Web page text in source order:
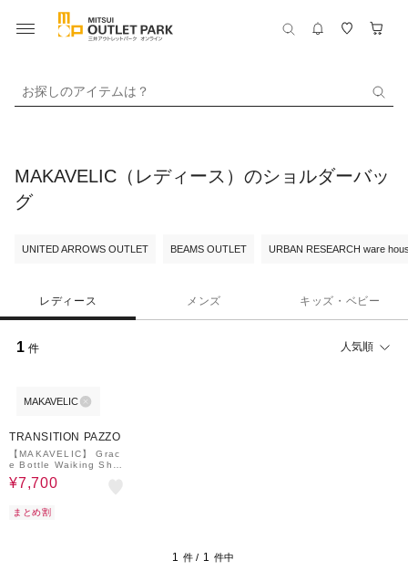
お探しのアイテムは？
MAKAVELIC（レディース）のショルダーバッ
グ
UNITED ARROWS OUTLET BEAMS OUTLET URBAN RESEARCH ware
レディース メンズ キッズ・ベビー
1 件 人気順
MAKAVELIC
TRANSITION PAZZO
【MAKAVELIC】 Grac
e Bottle Waiking Shou
lder Bag ショルダーバ
ッグ
¥7,700
まとめ割
1 件 / 1 件中